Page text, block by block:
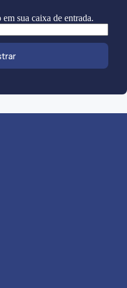
sua caixa de entrada.